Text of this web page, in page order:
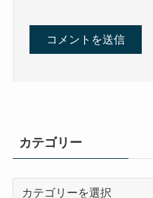
カテゴリー